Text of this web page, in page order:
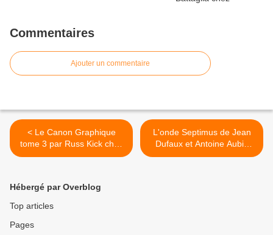
Commentaires
Ajouter un commentaire
< Le Canon Graphique
tome 3 par Russ Kick chez
les EditionsTélémaque
L'onde Septimus de Jean
Dufaux et Antoine Aubin
chez Blake et Mortimer. >
Hébergé par Overblog
Top articles
Pages